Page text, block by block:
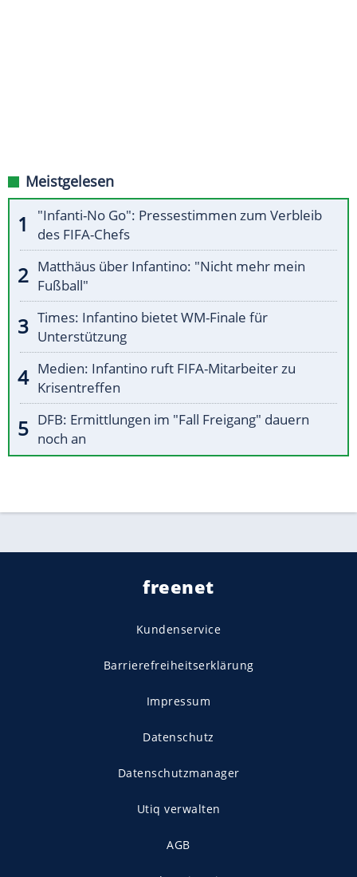
Meistgelesen
"Infanti-No Go": Pressestimmen zum Verbleib
des FIFA-Chefs
Matthäus über Infantino: "Nicht mehr mein
Fußball"
Times: Infantino bietet WM-Finale für
Unterstützung
Medien: Infantino ruft FIFA-Mitarbeiter zu
Krisentreffen
DFB: Ermittlungen im "Fall Freigang" dauern
noch an
freenet
Kundenservice
Barrierefreiheitserklärung
Impressum
Datenschutz
Datenschutzmanager
Utiq verwalten
AGB